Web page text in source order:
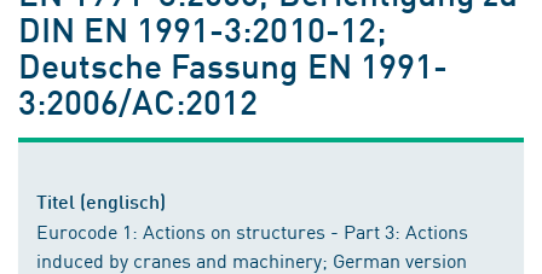
DIN EN 1991-3:2010-12;
Deutsche Fassung EN 1991-
3:2006/AC:2012
Titel (englisch)
Eurocode 1: Actions on structures - Part 3: Actions
induced by cranes and machinery; German version